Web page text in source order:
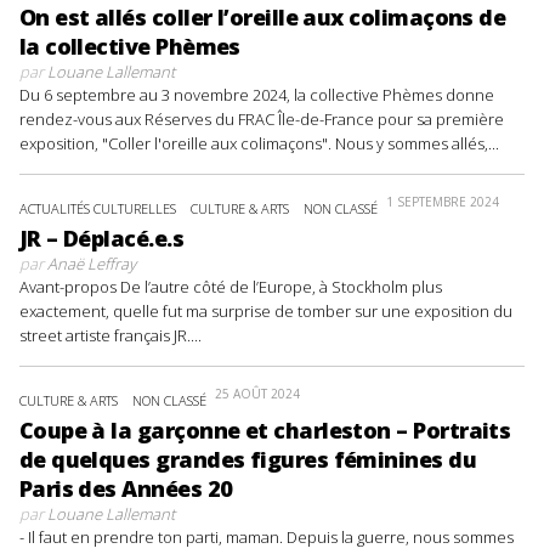
On est allés coller l’oreille aux colimaçons de
la collective Phèmes
parLouane Lallemant
Du 6 septembre au 3 novembre 2024, la collective Phèmes donne
rendez-vous aux Réserves du FRAC Île-de-France pour sa première
exposition, "Coller l'oreille aux colimaçons". Nous y sommes allés,...
ACTUALITÉS CULTURELLES CULTURE & ARTS NON CLASSÉ 1 SEPTEMBRE 2024
JR – Déplacé.e.s
parAnaë Leffray
Avant-propos De l’autre côté de l’Europe, à Stockholm plus
exactement, quelle fut ma surprise de tomber sur une exposition du
street artiste français JR....
CULTURE & ARTS NON CLASSÉ 25 AOÛT 2024
Coupe à la garçonne et charleston – Portraits
de quelques grandes figures féminines du
Paris des Années 20
parLouane Lallemant
- Il faut en prendre ton parti, maman. Depuis la guerre, nous sommes